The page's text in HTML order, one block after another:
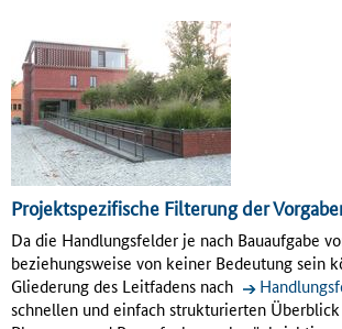
Projektspezifische Filterung der
Da die Handlungsfelder je nach Bauaufgabe
beziehungsweise von keiner Bedeutung sein
Gliederung des Leitfadens nach
schnellen und einfach strukturierten